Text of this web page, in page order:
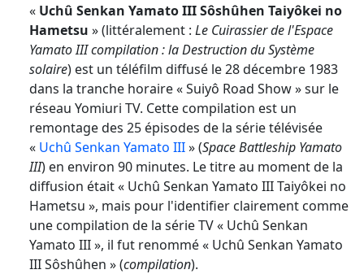
« Uchû Senkan Yamato III Sôshûhen Taiyôkei no
Hametsu » (littéralement : Le Cuirassier de l'Espace
Yamato III compilation : la Destruction du Système
solaire) est un téléfilm diffusé le 28 décembre 1983
dans la tranche horaire « Suiyô Road Show » sur le
réseau Yomiuri TV. Cette compilation est un
remontage des 25 épisodes de la série télévisée
« Uchû Senkan Yamato III» (Space Battleship Yamato
III) en environ 90 minutes. Le titre au moment de la
diffusion était « Uchû Senkan Yamato III Taiyôkei no
Hametsu », mais pour l'identifier clairement comme
une compilation de la série TV « Uchû Senkan
Yamato III », il fut renommé « Uchû Senkan Yamato
III Sôshûhen » (compilation).